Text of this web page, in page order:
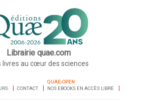
Librairie quae.com
livres au cœur des sciences
CONTACT
QUAE-OPEN
NOS EBOOKS EN ACCÈS LIBRE